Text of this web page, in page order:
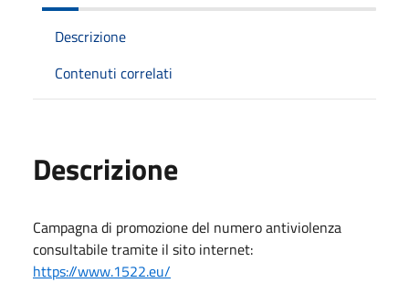
Descrizione
Contenuti correlati
Descrizione
Campagna di promozione del numero antiviolenza
consultabile tramite il sito internet:
https://www.1522.eu/